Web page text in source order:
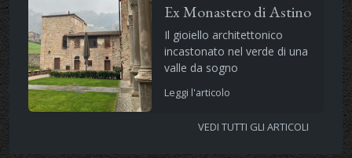
Ex Monastero di Astino
Il gioiello architettonico
incastonato nel verde di una
valle da sogno
Leggi l'articolo
VEDI TUTTI GLI ARTICOLI